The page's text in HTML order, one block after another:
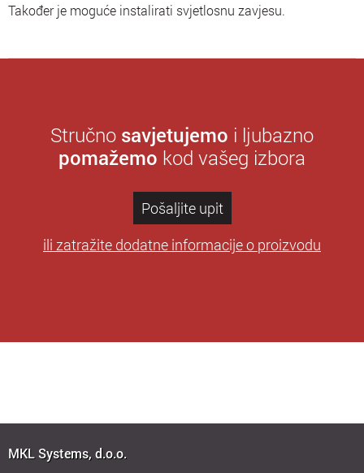
Također je moguće instalirati svjetlosnu zavjesu.
Stručno savjetujemo i ljubazno
pomažemo kod vašeg izbora
Pošaljite upit
ili zatražite dodatne informacije o proizvodu
MKL Systems, d.o.o.